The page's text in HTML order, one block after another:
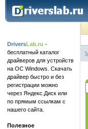
DriversLab.ru -
бесплатный каталог
драйверов для устройств
на ОС Windows. Скачать
драйвер быстро и без
регистрации можно
через Яндекс.Диск или
по прямым ссылкам с
нашего сайта.
Полезное